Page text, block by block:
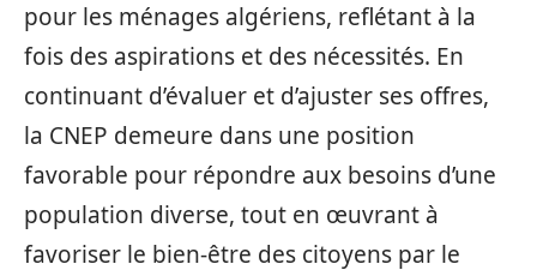
pour les ménages algériens, reflétant à la
fois des aspirations et des nécessités. En
continuant d’évaluer et d’ajuster ses offres,
la CNEP demeure dans une position
favorable pour répondre aux besoins d’une
population diverse, tout en œuvrant à
favoriser le bien-être des citoyens par le